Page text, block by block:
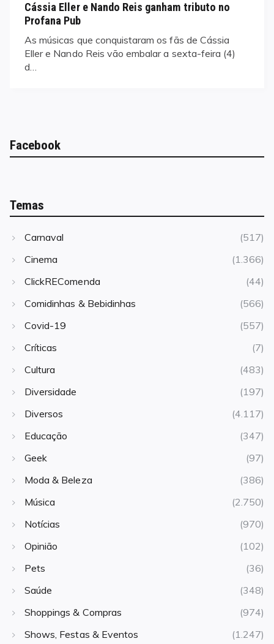
Cássia Eller e Nando Reis ganham tributo no
Profana Pub
As músicas que conquistaram os fãs de Cássia
Eller e Nando Reis vão embalar a sexta-feira (4)
d…
Facebook
Temas
Carnaval
(517)
Cinema
(1.366)
ClickREComenda
(44)
Comidinhas & Bebidinhas
(566)
Covid-19
(557)
Críticas
(7)
Cultura
(483)
Diversidade
(197)
Diversos
(4.117)
Educação
(347)
Geek
(97)
Moda & Beleza
(386)
Música
(2.750)
Notícias
(970)
Opinião
(102)
Pets
(36)
Saúde
(348)
Shoppings & Compras
(974)
Shows, Festas & Eventos
(1.247)